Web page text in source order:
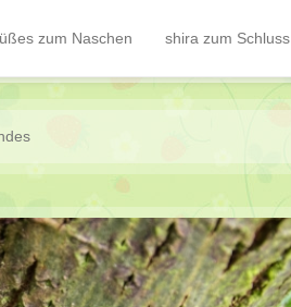
zum Naschen shira zum Schluss